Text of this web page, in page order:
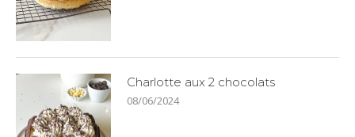
Charlotte aux 2 chocolats
08/06/2024